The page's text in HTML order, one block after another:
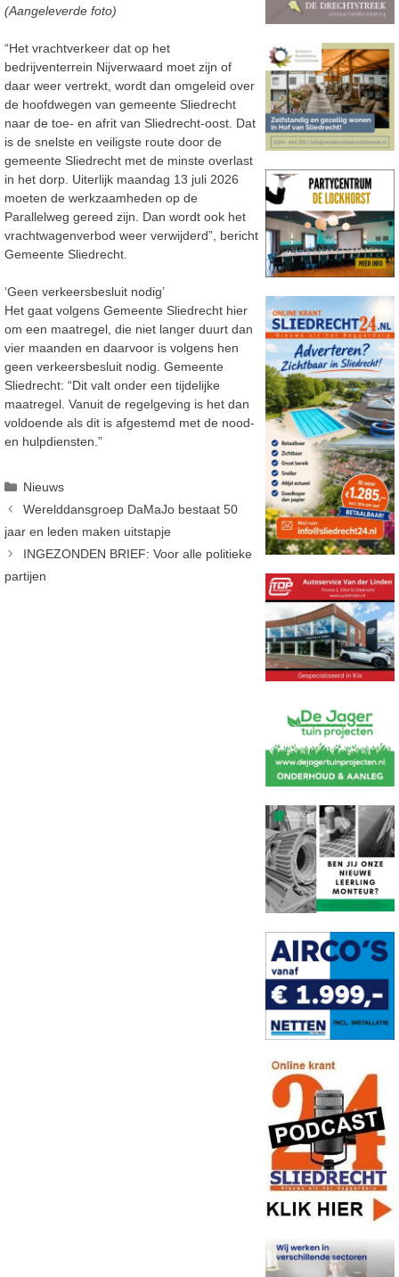
(Aangeleverde foto)
“Het vrachtverkeer dat op het
bedrijventerrein Nijverwaard moet zijn of
daar weer vertrekt, wordt dan omgeleid over
de hoofdwegen van gemeente Sliedrecht
naar de toe- en afrit van Sliedrecht-oost. Dat
is de snelste en veiligste route door de
gemeente Sliedrecht met de minste overlast
in het dorp. Uiterlijk maandag 13 juli 2026
moeten de werkzaamheden op de
Parallelweg gereed zijn. Dan wordt ook het
vrachtwagenverbod weer verwijderd”, bericht
Gemeente Sliedrecht.
‘Geen verkeersbesluit nodig’
Het gaat volgens Gemeente Sliedrecht hier
om een maatregel, die niet langer duurt dan
vier maanden en daarvoor is volgens hen
geen verkeersbesluit nodig. Gemeente
Sliedrecht: “Dit valt onder een tijdelijke
maatregel. Vanuit de regelgeving is het dan
voldoende als dit is afgestemd met de nood-
en hulpdiensten.”
Categorieën
Nieuws
Werelddansgroep DaMaJo bestaat 50
jaar en leden maken uitstapje
INGEZONDEN BRIEF: Voor alle politieke
partijen